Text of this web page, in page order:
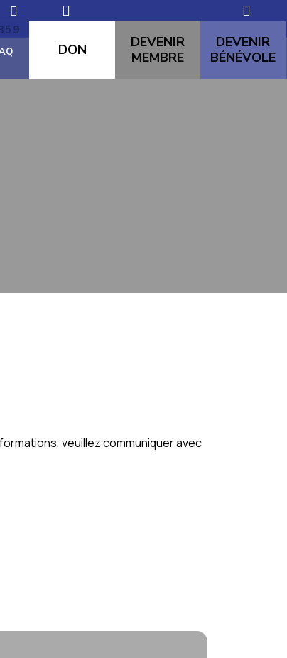
DON
DEVENIR
MEMBRE
DEVENIR
BÉNÉVOLE
veuillez communiquer avec